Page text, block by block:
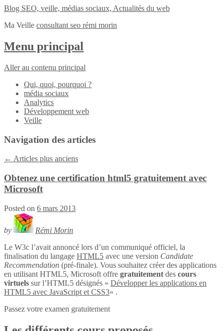
Blog SEO, veille, médias sociaux, Actualités du web
Ma Veille consultant seo rémi morin
Menu principal
Aller au contenu principal
Qui, quoi, pourquoi ?
média sociaux
Analytics
Développement web
Veille
Navigation des articles
← Articles plus anciens
Obtenez une certification html5 gratuitement avec
Microsoft
Posted on 6 mars 2013
by
Rémi Morin
Le W3c l’avait annoncé lors d’un communiqué officiel, la
finalisation du langage HTML5 avec une version Candidate
Recommendation (pré-finale). Vous souhaitez créer des applications
en utilisant HTML5, Microsoft offre gratuitement des cours
virtuels sur l’HTML5 désignés « Développer les applications en
HTML5 avec JavaScript et CSS3« .
Passez votre examen gratuitement